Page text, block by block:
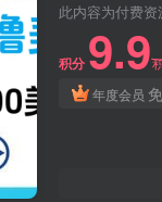
此内容为付费
积分 9.9
年度会员